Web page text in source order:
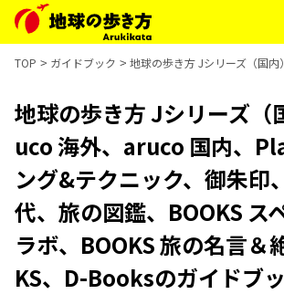
TOP ガイドブック 地球の歩き方 Jシリーズ（国
地球の歩き方 Jシリーズ（
uco 海外、aruco 国内、
ング&テクニック、御朱印
代、旅の図鑑、BOOKS ス
ラボ、BOOKS 旅の名言＆
KS、D-Booksのガイドブ